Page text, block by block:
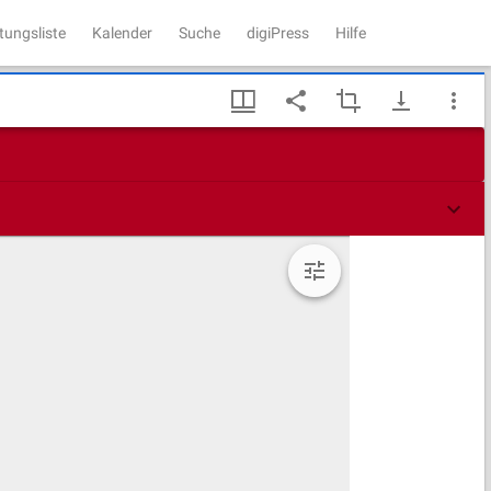
Kalender Suche digiPress Hilfe